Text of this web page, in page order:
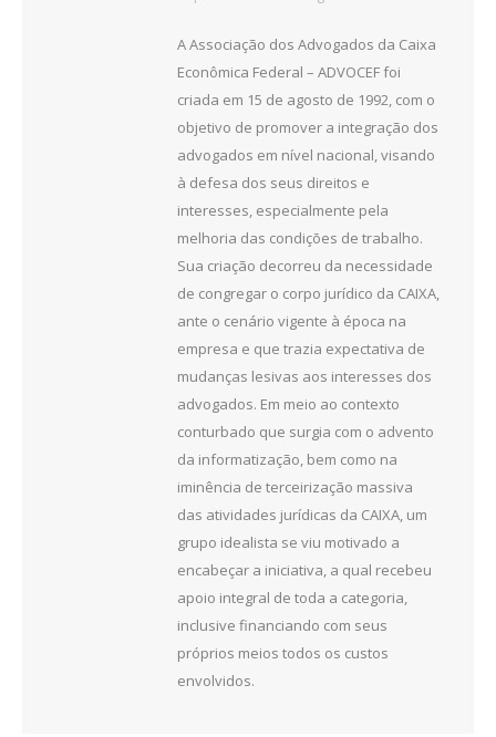
A Associação dos Advogados da Caixa
Econômica Federal – ADVOCEF foi
criada em 15 de agosto de 1992, com o
objetivo de promover a integração dos
advogados em nível nacional, visando
à defesa dos seus direitos e
interesses, especialmente pela
melhoria das condições de trabalho.
Sua criação decorreu da necessidade
de congregar o corpo jurídico da CAIXA,
ante o cenário vigente à época na
empresa e que trazia expectativa de
mudanças lesivas aos interesses dos
advogados. Em meio ao contexto
conturbado que surgia com o advento
da informatização, bem como na
iminência de terceirização massiva
das atividades jurídicas da CAIXA, um
grupo idealista se viu motivado a
encabeçar a iniciativa, a qual recebeu
apoio integral de toda a categoria,
inclusive financiando com seus
próprios meios todos os custos
envolvidos.